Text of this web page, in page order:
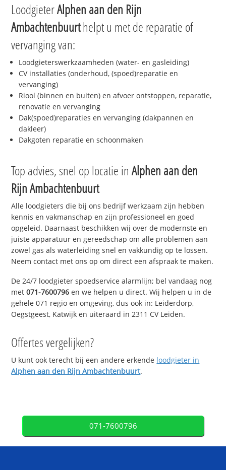
LoodgieterAlphen aan den Rijn
Ambachtenbuurthelpt u met de reparatie of
vervanging van:
Loodgieterswerkzaamheden (water- en gasleiding)
CV installaties (onderhoud, (spoed)reparatie en
vervanging)
Riool (binnen en buiten) en afvoer ontstoppen, reparatie,
renovatie en vervanging
Dak(spoed)reparaties en vervanging (dakpannen en
dakleer)
Dakgoten reparatie en schoonmaken
Top advies, snel op locatie inAlphen aan den
Rijn Ambachtenbuurt
Alle loodgieters die bij ons bedrijf werkzaam zijn hebben
kennis en vakmanschap en zijn professioneel en goed
opgeleid. Daarnaast beschikken wij over de modernste en
juiste apparatuur en gereedschap om alle problemen aan
zowel gas als waterleiding snel en vakkundig op te lossen.
Neem contact met ons op om direct een afspraak te maken.
De 24/7 loodgieter spoedservice alarmlijn; bel vandaag nog
met071-7600796 en we helpen u direct. Wij helpen u in de
gehele 071 regio en omgeving, dus ook in: Leiderdorp,
Oegstgeest, Katwijk en uiteraard in 2311 CV Leiden.
Offertes vergelijken?
U kunt ook terecht bij een andere erkende loodgieter in
Alphen aan den Rijn Ambachtenbuurt.
071-7600796